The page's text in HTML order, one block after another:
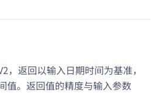
，返回以输入日期时间为基准，
值。返回值的精度与输入参数